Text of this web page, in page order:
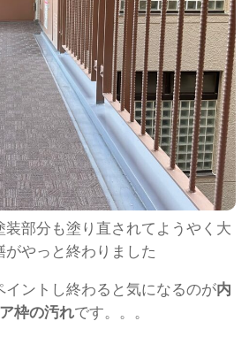
装部分も塗り直されてようやく大
がやっと終わりました
イントし終わると気になるのが内
枠の汚れです。。。